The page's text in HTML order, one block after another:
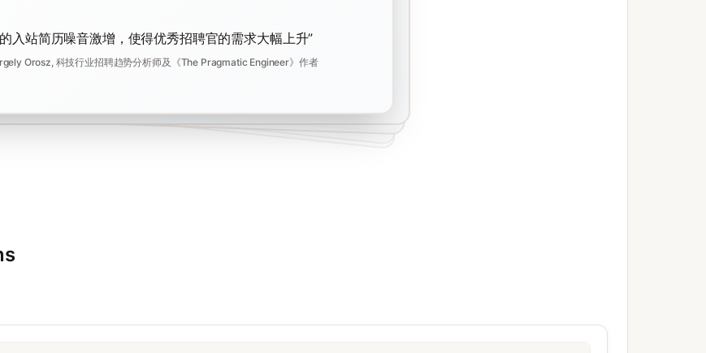
入站简历噪音激增，使得优秀招聘官的需求大幅上升”
Orosz, 科技行业招聘趋势分析师及《The Pragmatic Engineer》作者
非算力”
够分析海量在线数据发现人类招聘经理根本没时间审查的人才信号
优秀的工程师往往在网上留下了丰富痕迹 ”
Brendan Foody, Mercor联合创始人
Meta以290亿美元收购Scale AI，并为顶尖AI人才开出高达1亿美元的薪
包”
Alex Lieberman, 企业家及商业评论员
顶尖1%的AI技术人才,初创公司基础薪资已达25万美元起,总现金薪酬最高
可达35万美元——30万美元以上曾是异常值,如今已成常态”
Menlo Ventures,管理超50亿美元的硅谷知名风投机构
Perplexity AI 和 DeepSky 等头部 AI 公司开出 20-80 万美元年薪招聘
机器学习工程师和研究科学家”
The AI Break 作者,追踪 AI 行业投融资与人才市场动态
IBM发现AI采用的极限后，将入门级岗位招聘增加两倍”
IBM高管，全球2400亿美元科技巨头
更多↓
我不想手动筛选100多份简历,现有基于关键词匹配的ATS系统真的很糟糕
——我想要的是思考者,而不是不愿转型的深度技术专家”
创业公司创始人,正在寻找智能招聘解决方案
快速、简洁且AI驱动的招聘软件正在重塑人才筛选效率”
Binary团队,AI招聘软件开发商
更多
SmartRecruiters为企业提供覆盖全流程的人才获取解决方案,其核心产品
包括申请人追踪系统及完整的人才招聘套件”
SmartRecruiters,全球领先的人才获取平台供应商